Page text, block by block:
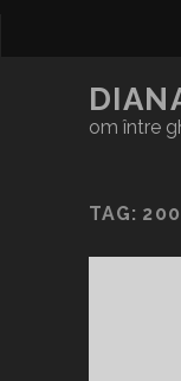
om între
TAG: